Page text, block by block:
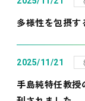
多様性を包摂
2025/11/21
手島純特任教授